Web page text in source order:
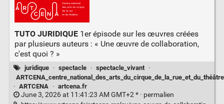
TUTO JURIDIQUE1er épisode sur les œuvres créées
par plusieurs auteurs : « Une œuvre de collaboration,
c'est quoi ? »
juridique · spectacle · spectacle_vivant ·
ARTCENA_centre_national_des_arts_du_cirque_de_la_rue_et_du_théâtre
· ARTCENA · artcena.fr
June 3, 2026 at 11:41:23 AM GMT+2 * · permalien